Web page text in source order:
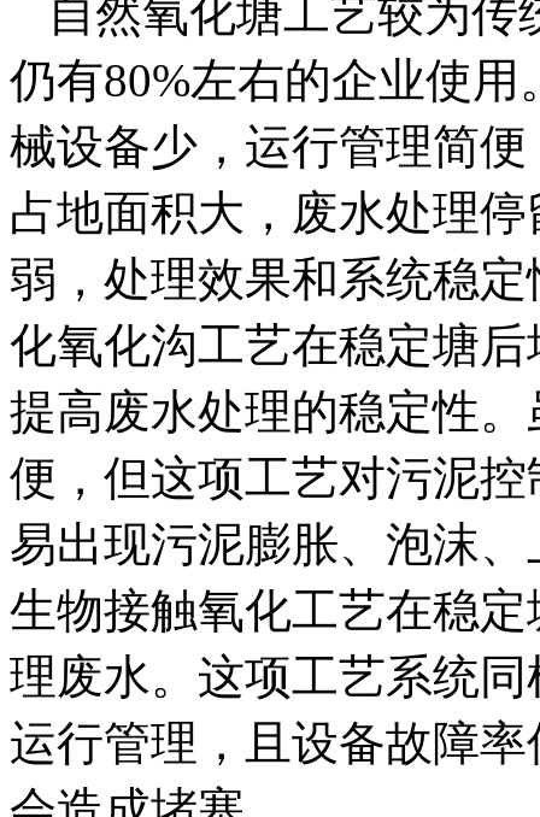
自然氧化塘工艺较为
仍有80%左右的企业使
械设备少，运行管理简
占地面积大，废水处理
弱，处理效果和系统稳
化氧化沟工艺在稳定塘
提高废水处理的稳定性
便，但这项工艺对污泥
易出现污泥膨胀、泡沫
生物接触氧化工艺在稳
理废水。这项工艺系统
运行管理，且设备故障